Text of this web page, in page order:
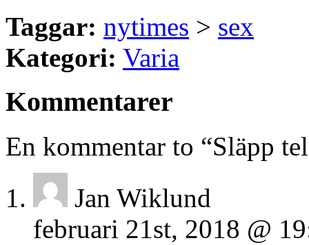
Taggar: nytimes > sex
Kategori: Varia
Kommentarer
En kommentar to “Släpp
Jan Wiklund
februari 21st, 2018 @